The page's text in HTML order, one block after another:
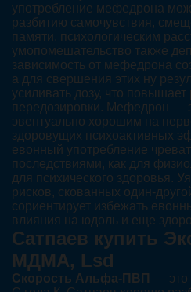
употребление мефедрона
разбитию самочувствия,
памяти, психологическим
умопомешательство также
зависимость от мефедрона
а для свершения этих ну
усиливать дозу, что повышает
передозировки. Мефедрон —
эвентуально хорошим на
здоровущих психоактивных
евонный употребление
последствиями, как для
для психического здоровья.
рисков, скованных один-
сориентирует избежать
влияния на юдоль и еще
Сатпаев купить
МДМА, Lsd
Скорость Альфа-ПВП — это